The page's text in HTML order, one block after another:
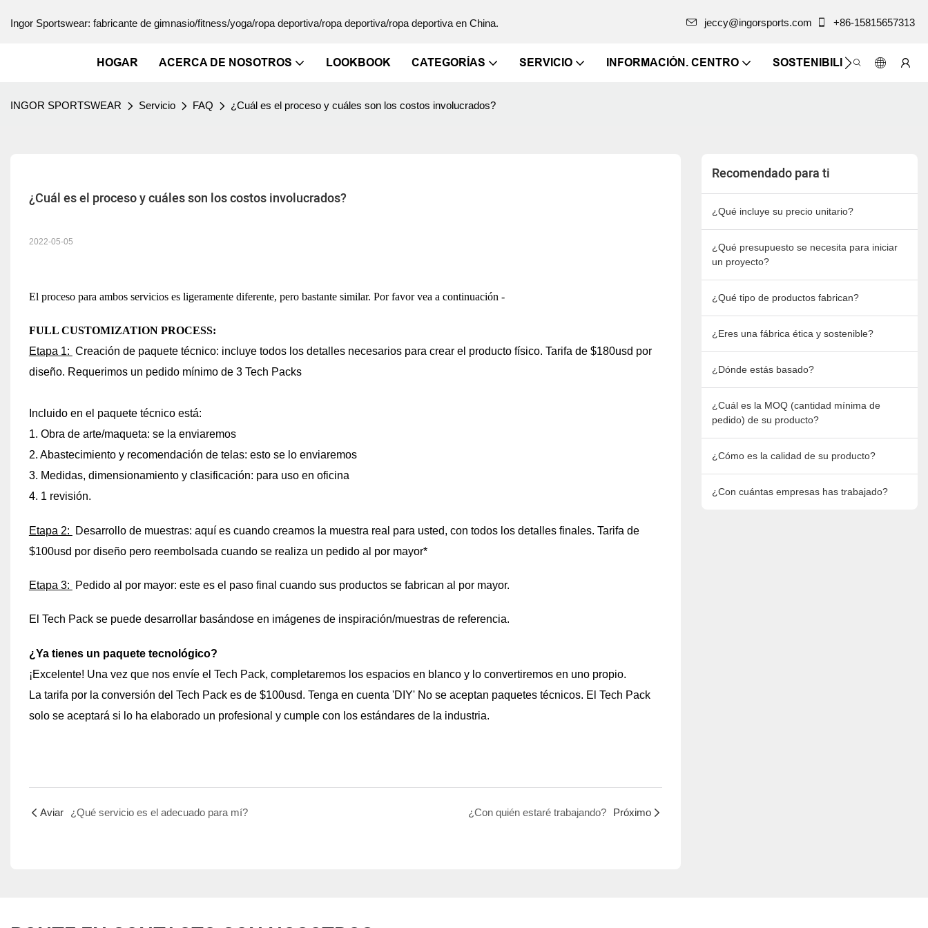
Ingor Sportswear: fabricante de gimnasio/fitness/yoga/ropa deportiva/ropa deportiva/ropa deportiva en China. jeccy@ingorsports.com +86-15815657313
HOGAR ACERCA DE NOSOTROS LOOKBOOK CATEGORÍAS SERVICIO INFORMACIÓN. CENTRO SOSTENIBILIDAD
INGOR SPORTSWEAR Servicio FAQ ¿Cuál es el proceso y cuáles son los costos involucrados?
¿Cuál es el proceso y cuáles son los costos involucrados?
2022-05-05
El proceso para ambos servicios es ligeramente diferente, pero bastante similar. Por favor vea a continuación -
FULL CUSTOMIZATION PROCESS:
Etapa 1: Creación de paquete técnico: incluye todos los detalles necesarios para crear el producto físico. Tarifa de $180usd por
diseño. Requerimos un pedido mínimo de 3 Tech Packs
Incluido en el paquete técnico está:
1. Obra de arte/maqueta: se la enviaremos
2. Abastecimiento y recomendación de telas: esto se lo enviaremos
3. Medidas, dimensionamiento y clasificación: para uso en oficina
4. 1 revisión.
Etapa 2:
Desarrollo de muestras: aquí es cuando creamos la muestra real para usted, con todos los detalles finales. Tarifa de
$100usd por diseño pero reembolsada cuando se realiza un pedido al por mayor*
Etapa 3: Pedido al por mayor: este es el paso final cuando sus productos se fabrican al por mayor.
El Tech Pack se puede desarrollar basándose en imágenes de inspiración/muestras de referencia.
¿Ya tienes un paquete tecnológico?
¡Excelente! Una vez que nos envíe el Tech Pack, completaremos los espacios en blanco y lo convertiremos en uno propio.
La tarifa por la conversión del Tech Pack es de $100usd. Tenga en cuenta 'DIY' No se aceptan paquetes técnicos. El Tech Pack
solo se aceptará si lo ha elaborado un profesional y cumple con los estándares de la industria.
Aviar ¿Qué servicio es el adecuado para mí? ¿Con quién estaré trabajando? Próximo
Recomendado para ti
¿Qué incluye su precio unitario?
¿Qué presupuesto se necesita para iniciar
un proyecto?
¿Qué tipo de productos fabrican?
¿Eres una fábrica ética y sostenible?
¿Dónde estás basado?
¿Cuál es la MOQ (cantidad mínima de
pedido) de su producto?
¿Cómo es la calidad de su producto?
¿Con cuántas empresas has trabajado?